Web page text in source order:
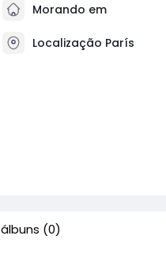
Morando em
Localização París
álbuns (0)